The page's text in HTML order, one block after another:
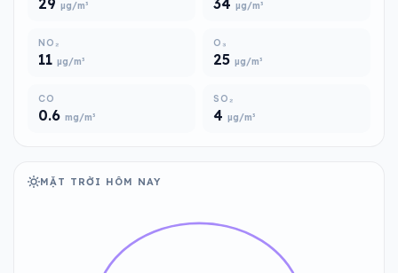
29 µg/m³ 34 µg/m³
NO₂
11 µg/m³
O₃
25 µg/m³
CO
0.6 mg/m³
SO₂
4 µg/m³
MẶT TRỜI HÔM NAY